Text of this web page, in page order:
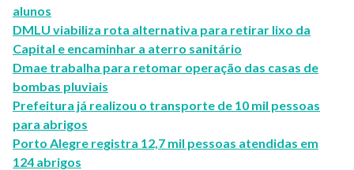
alunos
DMLU viabiliza rota alternativa para retirar lixo da
Capital e encaminhar a aterro sanitário
Dmae trabalha para retomar operação das casas de
bombas pluviais
Prefeitura já realizou o transporte de 10 mil pessoas
para abrigos
Porto Alegre registra 12,7 mil pessoas atendidas em
124 abrigos